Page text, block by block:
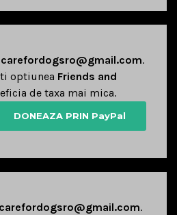
carefordogsro@gmail.com.
optiunea Friends and
de taxa mai mica.
DONEAZA PRIN PayPal
carefordogsro@gmail.com.